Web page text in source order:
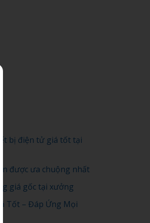
bị điện tử giá tốt tại
được ưa chuộng nhất
giá gốc tại xưởng
Tốt – Đáp Ứng Mọi